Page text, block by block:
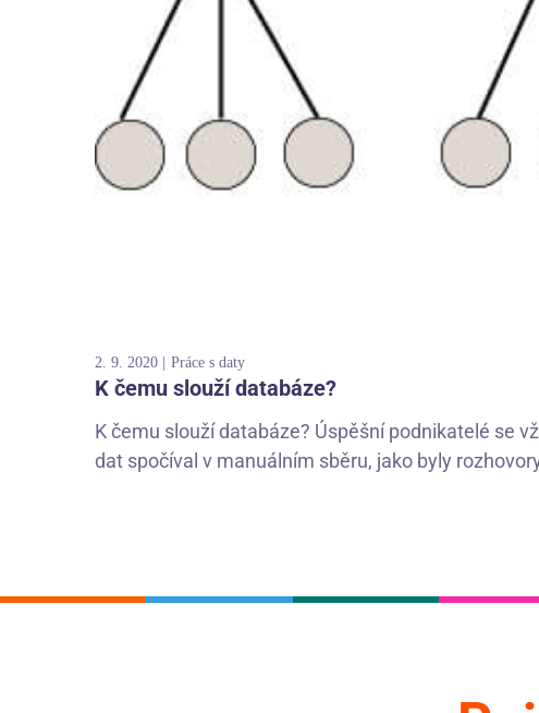
2. 9. 2020 Práce s daty
K čemu slouží databáze?
K čemu slouží databáze? Úspěšní podnikatelé se
dat spočíval v manuálním sběru, jako byly